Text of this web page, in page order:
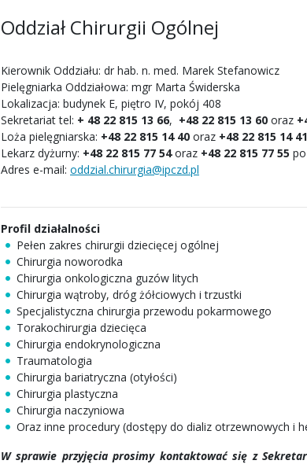
Oddział Chirurgii Ogólnej
Kierownik Oddziału: dr hab. n. med. Marek Stefanowicz
Pielęgniarka Oddziałowa: mgr Marta Świderska
Lokalizacja: budynek E, piętro IV, pokój 408
Sekretariat tel: + 48 22 815 13 66, +48 22 815 13 60 oraz
Loża pielęgniarska: +48 22 815 14 40 oraz +48 22 815 14 41
Lekarz dyżurny: +48 22 815 77 54oraz +48 22 815 77 55
Adres e-mail: oddzial.chirurgia@ipczd.pl
Profil działalności
Pełen zakres chirurgii dziecięcej ogólnej
Chirurgia noworodka
Chirurgia onkologiczna guzów litych
Chirurgia wątroby, dróg żółciowych i trzustki
Specjalistyczna chirurgia przewodu pokarmowego
Torakochirurgia dziecięca
Chirurgia endokrynologiczna
Traumatologia
Chirurgia bariatryczna (otyłości)
Chirurgia plastyczna
Chirurgia naczyniowa
Oraz inne procedury (dostępy do dializ otrzewnowych i
W sprawie przyjęcia prosimy kontaktować się z